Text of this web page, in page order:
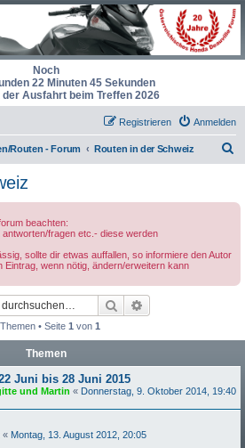
Noch
22 Minuten 45 Sekunden
der Ausfahrt beim Treffen 2026
Anmelden
Registrieren
Routen - Forum Routen in der Schweiz
beachten:
fragen etc.- diese werden
sollte dir etwas auffallen, so informiere den Autor
Eintrag, wenn nötig, ändern/erweitern kann
Suche
• Seite 1 von 1
Themen
Juni bis 28 Juni 2015
und Martin « Donnerstag, 9. Oktober 2014, 19:40
« Montag, 13. August 2012, 20:05